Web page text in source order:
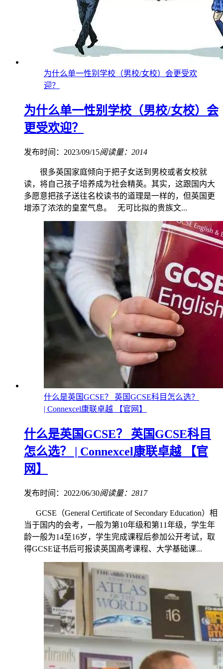
为什么单一性别学校（男校/女校）会更受欢
迎？
为什么单一性别学校（男校/女校）会
更受欢迎？
发布时间：2023/09/15阅读量：2014
很多英国家庭倾向于把子女送到男校或者女校就
读，将自己孩子培养成为社会精英。其实，这跟国内大
多愿意把孩子送往名校读书的道理是一样的，但英国更
增添了浓浓的皇室气息。 无可比拟的贵族文...
什么是英国GCSE？ 英国GCSE科目怎么选？
| Connexcel康联卓越 【官网】
什么是英国GCSE？ 英国GCSE科目
怎么选？ | Connexcel康联卓越 【官
网】
发布时间：2022/06/30阅读量：2817
GCSE（General Certificate of Secondary Education）相
当于国内的会考，一般为第10年级和第11年级，学生年
龄一般为14至16岁，学生完成课程后参加公开考试，取
得GCSE证书后可报读英国高考课程、大学基础课...